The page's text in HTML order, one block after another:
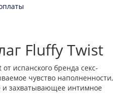
Fluffy Twist
испанского бренда секс-
чувство наполненности,
и захватывающее интимное